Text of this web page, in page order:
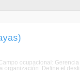
ocupacional:
Define el